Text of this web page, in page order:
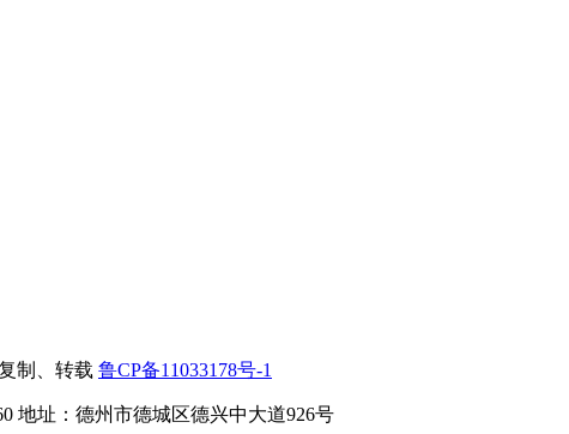
制、转载 鲁CP备11033178号-1
地址：德州市德城区德兴中大道926号